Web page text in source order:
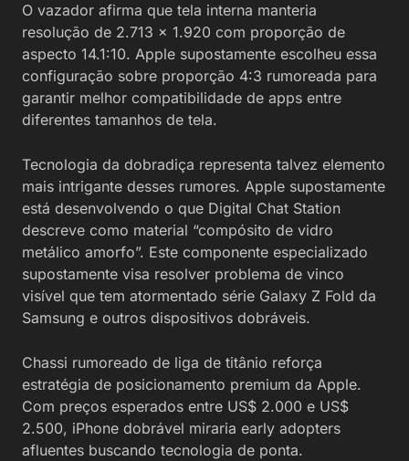
O vazador afirma que tela interna manteria
resolução de 2.713 x 1.920 com proporção de
aspecto 14.1:10. Apple supostamente escolheu essa
configuração sobre proporção 4:3 rumoreada para
garantir melhor compatibilidade de apps entre
diferentes tamanhos de tela.
Tecnologia da dobradiça representa talvez elemento
mais intrigante desses rumores. Apple supostamente
está desenvolvendo o que Digital Chat Station
descreve como material “compósito de vidro
metálico amorfo”. Este componente especializado
supostamente visa resolver problema de vinco
visível que tem atormentado série Galaxy Z Fold da
Samsung e outros dispositivos dobráveis.
Chassi rumoreado de liga de titânio reforça
estratégia de posicionamento premium da Apple.
Com preços esperados entre US$ 2.000 e US$
2.500, iPhone dobrável miraria early adopters
afluentes buscando tecnologia de ponta.